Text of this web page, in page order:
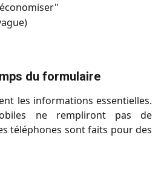
du formulaire
les informations essentielles.
ne rempliront pas de
téléphones sont faits pour des